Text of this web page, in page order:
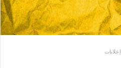
إعلانات